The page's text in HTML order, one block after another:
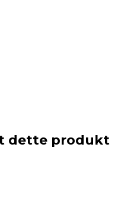
dette produkt